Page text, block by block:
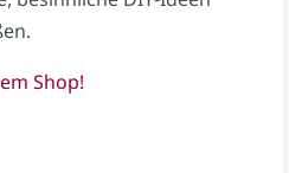
Shop!